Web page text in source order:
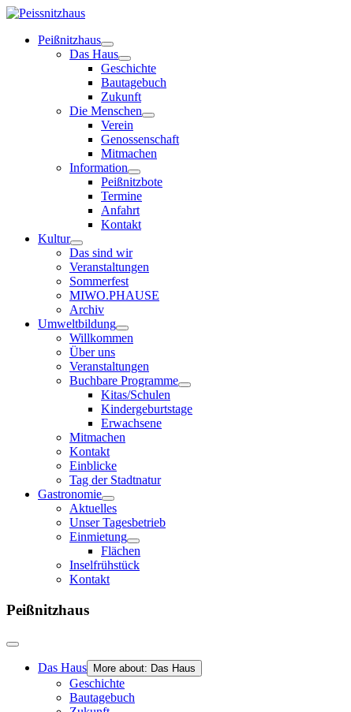
Peißnitzhaus
Das Haus
Geschichte
Bautagebuch
Zukunft
Die Menschen
Verein
Genossenschaft
Mitmachen
Information
Peißnitzbote
Termine
Anfahrt
Kontakt
Kultur
Das sind wir
Veranstaltungen
Sommerfest
MIWO.PHAUSE
Archiv
Umweltbildung
Willkommen
Über uns
Veranstaltungen
Buchbare Programme
Kitas/Schulen
Kindergeburtstage
Erwachsene
Mitmachen
Kontakt
Einblicke
Tag der Stadtnatur
Gastronomie
Aktuelles
Unser Tagesbetrieb
Einmietung
Flächen
Inselfrühstück
Kontakt
Peißnitzhaus
Das Haus More about: Das Haus
Geschichte
Bautagebuch